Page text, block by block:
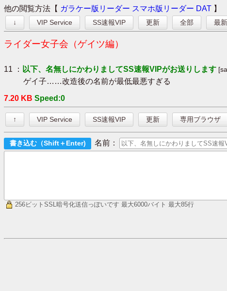
他の閲覧方法【 ガラケー版リーダー スマホ版リーダー DAT 】
↓ VIP Service SS速報VIP 更新 全部 最
ライダー女子会（ゲイツ編）
11 ： 以下、名無しにかわりましてSS速報VIPがお送りします
ゲイ子……改造後の名前が最低最悪すぎる
7.20 KB Speed:0
↑ VIP Service SS速報VIP 更新 専用ブラウザ
名前：
256ビットSSL暗号化送信っぽいです 最大6000バイト 最大85行